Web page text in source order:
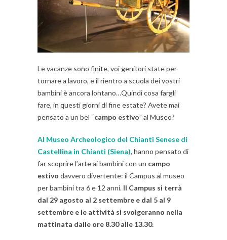
Le vacanze sono finite, voi genitori state per
tornare a lavoro, e il rientro a scuola dei vostri
bambini è ancora lontano…Quindi cosa fargli
fare, in questi giorni di fine estate? Avete mai
pensato a un bel “campo estivo” al Museo?
Al Museo Archeologico del Chianti Senese di
Castellina in Chianti (Siena), hanno pensato di
far scoprire l’arte ai bambini con un campo
estivo davvero divertente: il Campus al museo
per bambini tra 6 e 12 anni. Il Campus si terrà
dal 29 agosto al 2 settembre e dal 5 al 9
settembre e le attività si svolgeranno nella
mattinata dalle ore 8.30 alle 13.30.